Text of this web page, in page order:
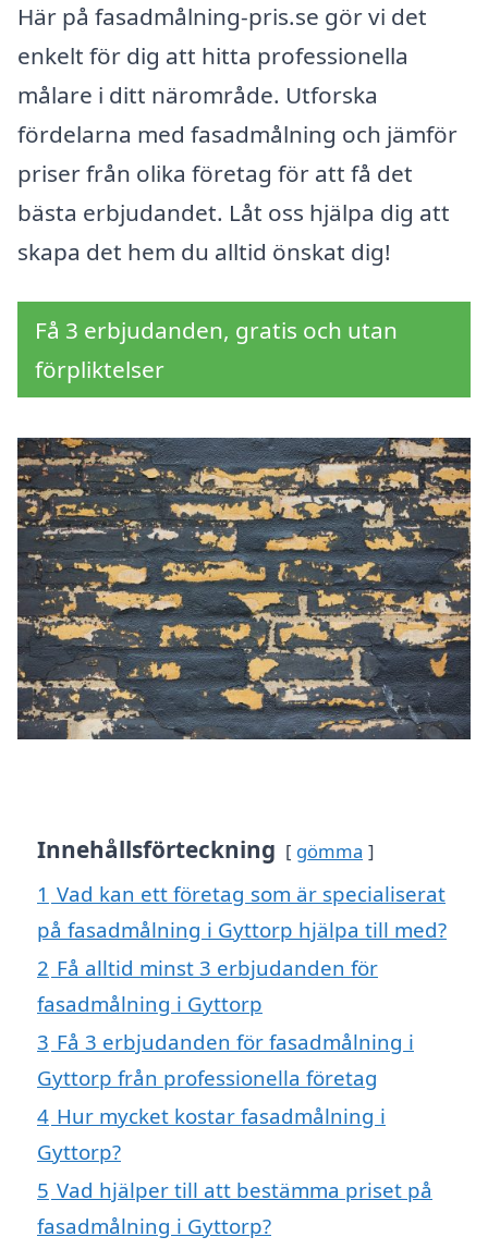
Här på fasadmålning-pris.se gör vi det
enkelt för dig att hitta professionella
målare i ditt närområde. Utforska
fördelarna med fasadmålning och jämför
priser från olika företag för att få det
bästa erbjudandet. Låt oss hjälpa dig att
skapa det hem du alltid önskat dig!
Få 3 erbjudanden, gratis och utan
förpliktelser
Innehållsförteckning gömma
1 Vad kan ett företag som är specialiserat
på fasadmålning i Gyttorp hjälpa till med?
2 Få alltid minst 3 erbjudanden för
fasadmålning i Gyttorp
3 Få 3 erbjudanden för fasadmålning i
Gyttorp från professionella företag
4 Hur mycket kostar fasadmålning i
Gyttorp?
5 Vad hjälper till att bestämma priset på
fasadmålning i Gyttorp?